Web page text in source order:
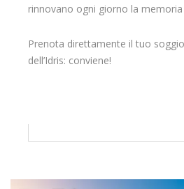
rinnovano ogni giorno la memoria
Prenota direttamente il tuo
dell’Idris: conviene!